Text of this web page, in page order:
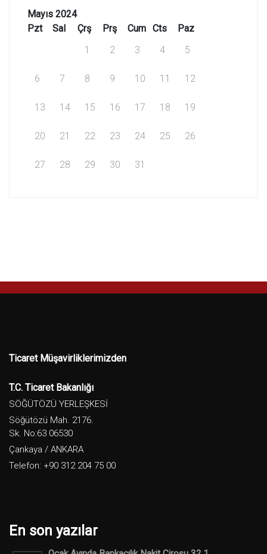
Mayıs 2024
Pzt
Sal Çrş Prş Cum Cts
Paz
1
2 3 4 5
6 7 8 9 10 11 12
13 14 15 16 17 18 19
20 21 22 23 24 25 26
27 28 29 30 31
Ticaret Müşavirliklerimizden
T.C. Ticaret Bakanlığı
SÖĞÜTÖZÜ YERLEŞKESİ
Söğütözü Mah. 2176.
Sk. No:63 06530
Çankaya / ANKARA
Telefon: +90 312 204 75 00
En son yazılar